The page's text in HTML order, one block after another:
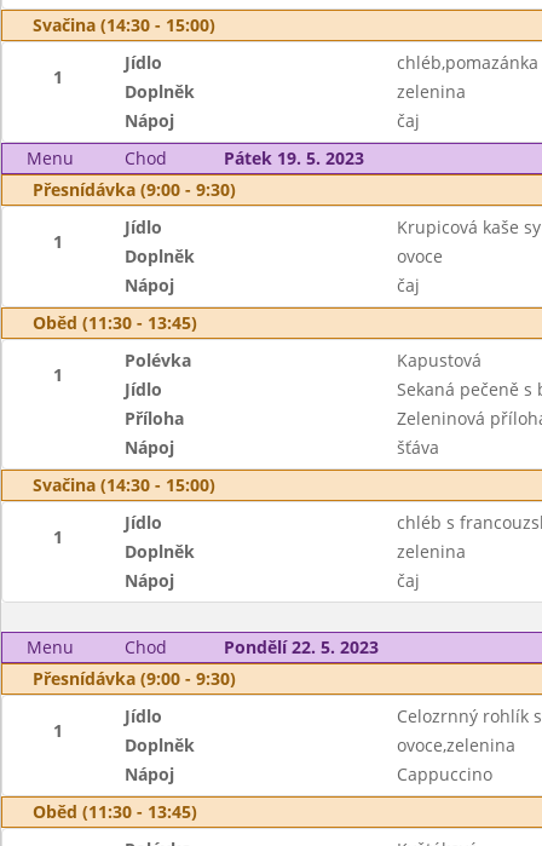
Svačina (14:30 - 15:00)
1
Jídlo
Doplněk
zelenina
Nápoj
čaj
Menu
Chod
Pátek 19. 5. 2023
Přesnídávka (9:00 - 9:30)
1
Jídlo
Krupicová kaše
Doplněk
ovoce
Nápoj
čaj
Oběd (11:30 - 13:45)
1
Polévka
Kapustová
Jídlo
Sekaná pečeně
Příloha
Zeleninová
Nápoj
šťáva
Svačina (14:30 - 15:00)
1
Jídlo
chléb s
Doplněk
zelenina
Nápoj
čaj
Menu Chod
Pondělí 22. 5. 2023
Přesnídávka (9:00 - 9:30)
1
Jídlo
Celozrnný rohlík
Doplněk
ovoce,zelenina
Nápoj
Cappuccino
Oběd (11:30 - 13:45)